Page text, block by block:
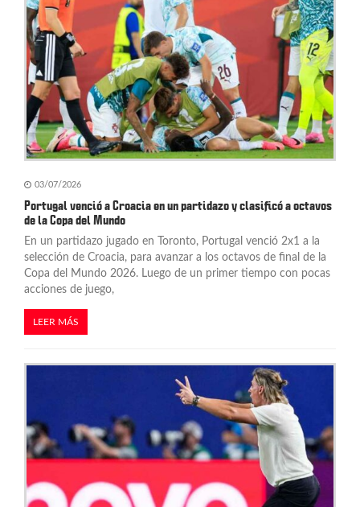
03/07/2026
Portugal venció a Croacia en un partidazo y clasificó a octavos
de la Copa del Mundo
En un partidazo jugado en Toronto, Portugal venció 2x1 a la
selección de Croacia, para avanzar a los octavos de final de la
Copa del Mundo 2026. Luego de un primer tiempo con pocas
acciones de juego,
LEER MÁS